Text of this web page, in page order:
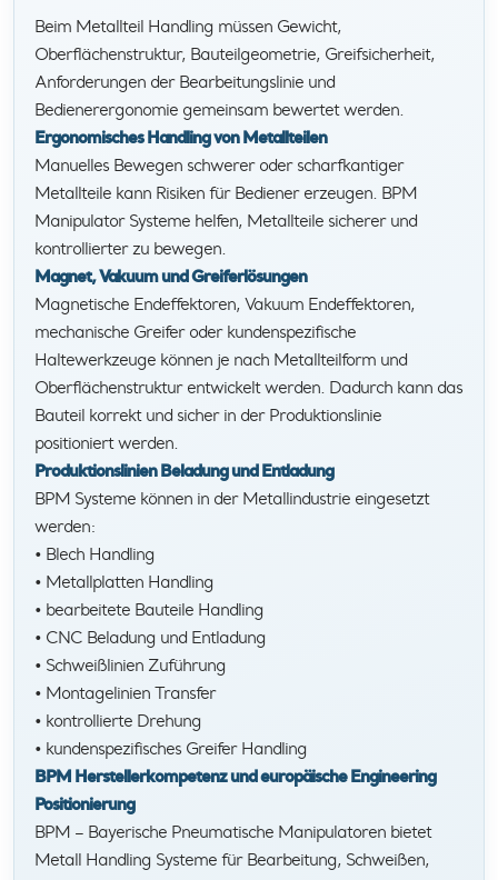
Beim Metallteil Handling müssen Gewicht,
Oberflächenstruktur, Bauteilgeometrie, Greifsicherheit,
Anforderungen der Bearbeitungslinie und
Bedienerergonomie gemeinsam bewertet werden.
Ergonomisches Handling von Metallteilen
Manuelles Bewegen schwerer oder scharfkantiger
Metallteile kann Risiken für Bediener erzeugen. BPM
Manipulator Systeme helfen, Metallteile sicherer und
kontrollierter zu bewegen.
Magnet, Vakuum und Greiferlösungen
Magnetische Endeffektoren, Vakuum Endeffektoren,
mechanische Greifer oder kundenspezifische
Haltewerkzeuge können je nach Metallteilform und
Oberflächenstruktur entwickelt werden. Dadurch kann das
Bauteil korrekt und sicher in der Produktionslinie
positioniert werden.
Produktionslinien Beladung und Entladung
BPM Systeme können in der Metallindustrie eingesetzt
werden:
• Blech Handling
• Metallplatten Handling
• bearbeitete Bauteile Handling
• CNC Beladung und Entladung
• Schweißlinien Zuführung
• Montagelinien Transfer
• kontrollierte Drehung
• kundenspezifisches Greifer Handling
BPM Herstellerkompetenz und europäische Engineering
Positionierung
BPM – Bayerische Pneumatische Manipulatoren bietet
Metall Handling Systeme für Bearbeitung, Schweißen,